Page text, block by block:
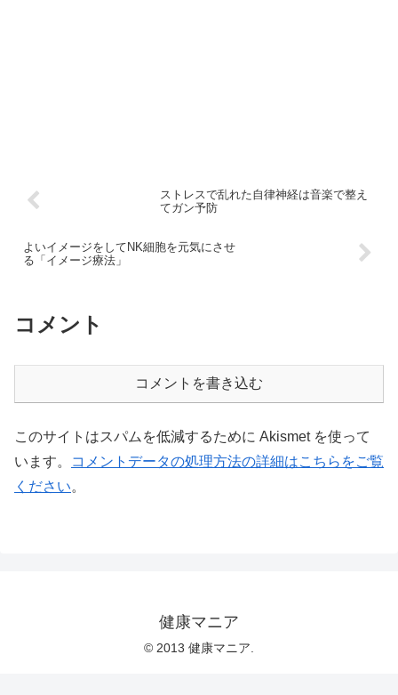
ストレスで乱れた自律神経は音楽で整え
てガン予防
よいイメージをしてNK細胞を元気にさせ
る「イメージ療法」
コメント
コメントを書き込む
このサイトはスパムを低減するために Akismet を使って
います。
コメントデータの処理方法の詳細はこちらをご覧
ください。
健康マニア
© 2013 健康マニア.